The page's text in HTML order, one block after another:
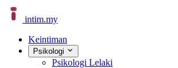
intim.my
Keintiman
Psikologi
Psikologi Lelaki